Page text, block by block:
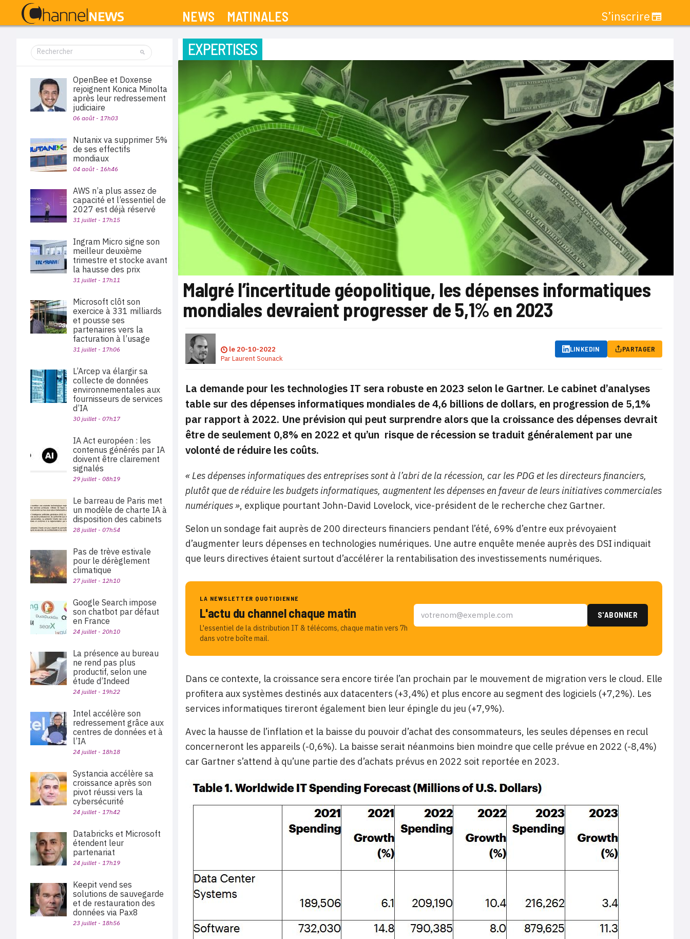
NEWS MATINALES S’inscrire
EXPERTISES
Malgré l’incertitude géopolitique, les dépenses informatiques
mondiales devraient progresser de 5,1% en 2023
le 20-10-2022
ParLaurent Sounack
LINKEDIN PARTAGER
La demande pour les technologies IT sera robuste en 2023 selon le Gartner. Le cabinet d’analyses
table sur des dépenses informatiques mondiales de 4,6 billions de dollars, en progression de 5,1%
par rapport à 2022. Une prévision qui peut surprendre alors que la croissance des dépenses devrait
être de seulement 0,8% en 2022 et qu’un risque de récession se traduit généralement par une
volonté de réduire les coûts.
« Les dépenses informatiques des entreprises sont à l’abri de la récession, car les PDG et les directeurs financiers,
plutôt que de réduire les budgets informatiques, augmentent les dépenses en faveur de leurs initiatives commerciales
numériques », explique pourtant John-David Lovelock, vice-président de le recherche chez Gartner.
Selon un sondage fait auprès de 200 directeurs financiers pendant l’été, 69% d’entre eux prévoyaient
d’augmenter leurs dépenses en technologies numériques. Une autre enquête menée auprès des DSI indiquait
que leurs directives étaient surtout d’accélérer la rentabilisation des investissements numériques.
LA NEWSLETTER QUOTIDIENNE
L'actu du channel chaque matin
L'essentiel de la distribution IT & télécoms, chaque matin vers 7h
dans votre boîte mail.
Dans ce contexte, la croissance sera encore tirée l’an prochain par le mouvement de migration vers le cloud. Elle
profitera aux systèmes destinés aux datacenters (+3,4%) et plus encore au segment des logiciels (+7,2%). Les
services informatiques tireront également bien leur épingle du jeu (+7,9%).
Avec la hausse de l’inflation et la baisse du pouvoir d’achat des consommateurs, les seules dépenses en recul
concerneront les appareils (-0,6%). La baisse serait néanmoins bien moindre que celle prévue en 2022 (-8,4%)
car Gartner s’attend à qu’une partie des d’achats prévus en 2022 soit reportée en 2023.
OpenBee et Doxense
rejoignent Konica Minolta
après leur redressement
judiciaire
06 août - 17h03
Nutanix va supprimer 5%
de ses effectifs
mondiaux
04 août - 16h46
AWS n’a plus assez de
capacité et l’essentiel de
2027 est déjà réservé
31 juillet - 17h15
Ingram Micro signe son
meilleur deuxième
trimestre et stocke avant
la hausse des prix
31 juillet - 17h11
Microsoft clôt son
exercice à 331 milliards
et pousse ses
partenaires vers la
facturation à l’usage
31 juillet - 17h06
L’Arcep va élargir sa
collecte de données
environnementales aux
fournisseurs de services
d’IA
30 juillet - 07h17
IA Act européen : les
contenus générés par IA
doivent être clairement
signalés
29 juillet - 08h19
Le barreau de Paris met
un modèle de charte IA à
disposition des cabinets
28 juillet - 07h54
Pas de trève estivale
pour le dérèglement
climatique
27 juillet - 12h10
Google Search impose
son chatbot par défaut
en France
24 juillet - 20h10
La présence au bureau
ne rend pas plus
productif, selon une
étude d’Indeed
24 juillet - 19h22
Intel accélère son
redressement grâce aux
centres de données et à
l’IA
24 juillet - 18h18
Systancia accélère sa
croissance après son
pivot réussi vers la
cybersécurité
24 juillet - 17h42
Databricks et Microsoft
étendent leur
partenariat
24 juillet - 17h19
Keepit vend ses
solutions de sauvegarde
et de restauration des
données via Pax8
23 juillet - 18h56